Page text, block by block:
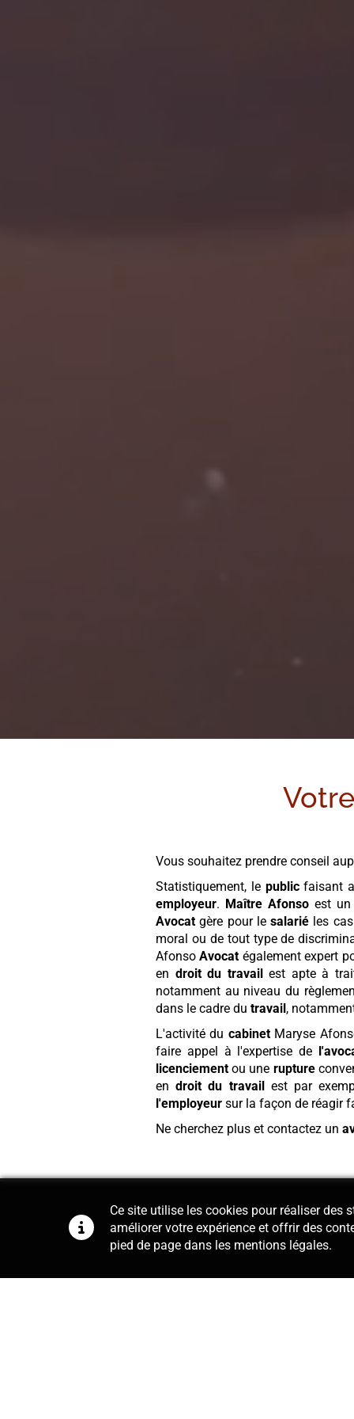
Vous souhaitez prendre conseil
Statistiquement, le publicfaisant
employeur. Maître Afonso est
Avocat gère pour lesalarié les
moral ou de tout type de
AfonsoAvocat également expert
en droit du travailest apte à
notamment au niveau du
dans le cadre dutravail,
L'activité du cabinetMaryse
faire appel à l'expertise de
licenciement ou une rupture
endroit du travailest par
l'employeur sur la façon de réagir
Ne cherchez plus et contactez un
Ce site utilise les cookies pour réaliser
améliorer votre expérience et offrir des
pied de page dans les mentions légales.